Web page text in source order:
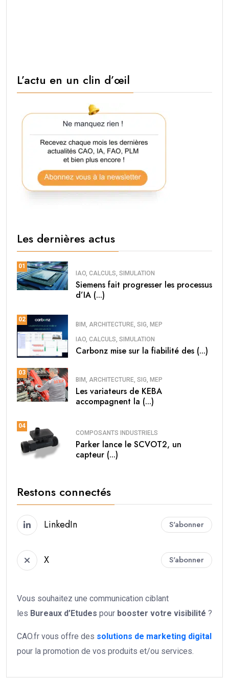
L’actu en un clin d’œil
Les dernières actus
01
IAO, CALCULS, SIMULATION
Siemens fait progresser les processus
d’IA (...)
02
BIM, ARCHITECTURE, SIG, MEP
IAO, CALCULS, SIMULATION
Carbonz mise sur la fiabilité des (...)
03
BIM, ARCHITECTURE, SIG, MEP
Les variateurs de KEBA
accompagnent la (...)
04
COMPOSANTS INDUSTRIELS
Parker lance le SCVOT2, un
capteur (...)
Restons connectés
LinkedIn S'abonner
X S'abonner
Vous souhaitez une communication ciblant
les Bureaux d’Etudes pour booster votre visibilité ?
CAO.fr vous offre des solutions de marketing digital
pour la promotion de vos produits et/ou services.